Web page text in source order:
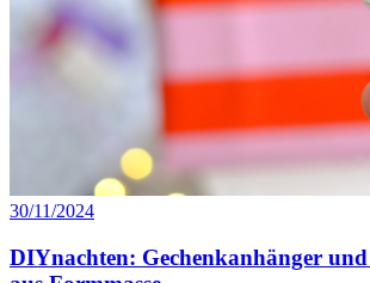
30/11/2024
DIYnachten: Gechenkanhänger